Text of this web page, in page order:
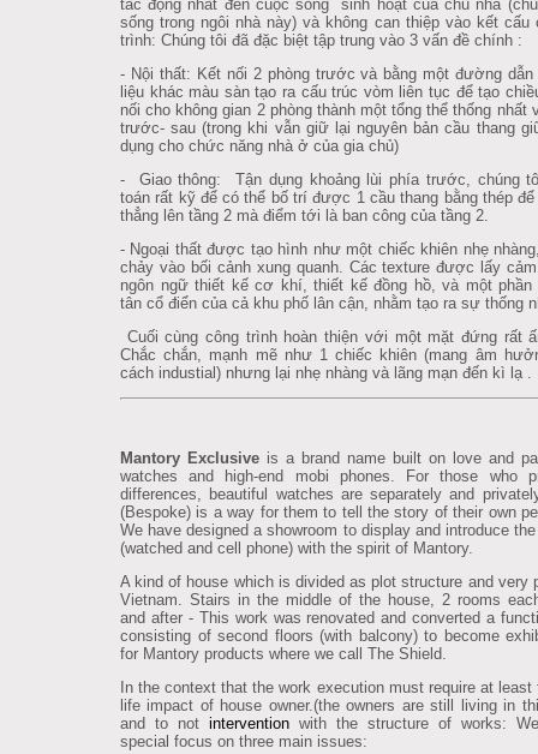
tác động nhất đến cuộc sống sinh hoạt của chủ nhà
sống trong ngôi nhà này) và không can thiệp vào kết cấu
trình: Chúng tôi đã đặc biệt tập trung vào 3 vấn đề chính :
- Nội thất: Kết nối 2 phòng trước và bằng một đường dẫn
liệu khác màu sàn tạo ra cấu trúc vòm liên tục để tạo
nối cho không gian 2 phòng thành một tổng thể thống nhất
trước- sau (trong khi vẫn giữ lại nguyên bản cầu thang
dụng cho chức năng nhà ở của gia chủ)
- Giao thông: Tận dụng khoảng lùi phía trước, chúng
toán rất kỹ để có thể bố trí được 1 cầu thang bằng thép
thẳng lên tầng 2 mà điểm tới là ban công của tầng 2.
- Ngoại thất được tạo hình như một chiếc khiên nhẹ
chảy vào bối cảnh xung quanh. Các texture được lấy
ngôn ngữ thiết kế cơ khí, thiết kế đồng hồ, và một phần
tân cổ điển của cả khu phố lân cận, nhằm tạo ra sự thống
Cuối cùng công trình hoàn thiện với một mặt đứng rất
Chắc chắn, mạnh mẽ như 1 chiếc khiên (mang âm
cách industial) nhưng lại nhẹ nhàng và lãng mạn đến kì lạ .
Mantory Exclusive is a brand name built on love and
watches and high-end mobi phones. For those who
differences, beautiful watches are separately and
(Bespoke) is a way for them to tell the story of their own
We have designed a showroom to display and introduce
(watched and cell phone) with the spirit of Mantory.
A kind of house which is divided as plot structure and very
Vietnam. Stairs in the middle of the house, 2 rooms
and after - This work was renovated and converted a
consisting of second floors (with balcony) to become
for Mantory products where we call The Shield.
In the context that the work execution must require at least
life impact of house owner.(the owners are still living in
and to not intervention with the structure of works:
special focus on three main issues: